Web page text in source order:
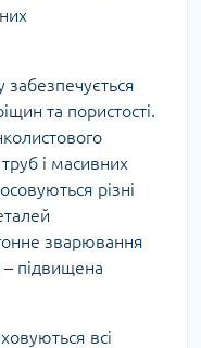
та пористості.
і масивних
різні
зварювання
підвищена
всі